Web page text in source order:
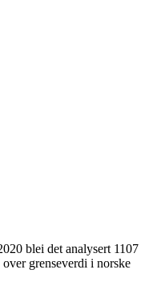
blei det analysert 1107
grenseverdi i norske